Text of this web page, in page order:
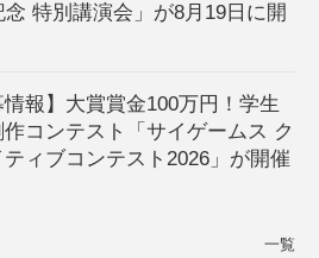
念 特別講演会」が8月19日に開
情報】大賞賞金100万円！学生
作コンテスト「サイゲームス ク
ティブコンテスト2026」が開催
一覧